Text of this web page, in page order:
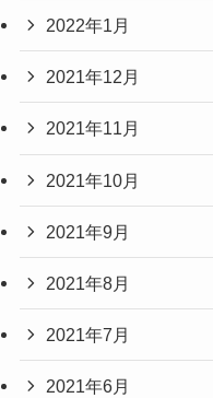
2022年1月
2021年12月
2021年11月
2021年10月
2021年9月
2021年8月
2021年7月
2021年6月